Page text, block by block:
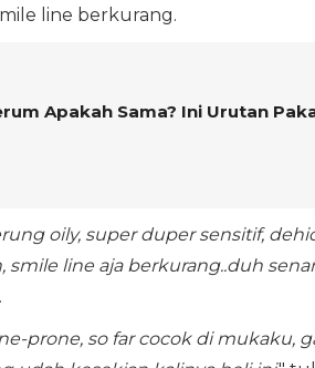
line berkurang.
Apakah Sama? Ini Urutan
oily, super duper sensitif,
line aja berkurang..duh
prone, so far cocok di mukaku,